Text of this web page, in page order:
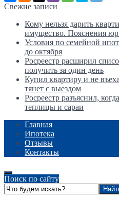
Свежие записи
Кому нельзя дарить
имущество. Пояснения
Условия по семейной
до октября
Росреестр расширил
получить за один день
Купил квартиру и не
тянет с выездом
Росреестр разъяснил,
теплицы и сараи
Главная
Ипотека
Отзывы
Контакты
Поиск по сайту